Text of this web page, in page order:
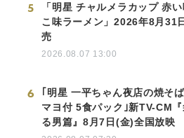
5
「明星 チャルメラカップ 赤
こ味ラーメン」2026年8月31
売
2026.08.07 13:00
6
｢明星 一平ちゃん夜店の焼そ
マヨ付 5食パック｣新TV-CM
る男篇』8月7日(金)全国放映